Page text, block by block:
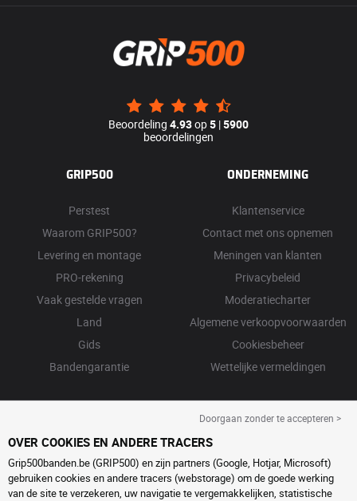
Beoordeling 4.93op5 |5900
beoordelingen
GRIP500
Perstest
Waarom GRIP500?
Levering en montage
PRO-rekening
Vaak gestelde vragen
Land
Gids
Bandengarantie
ONDERNEMING
Klantenservice
Contact met ons opnemen
Meningen van klanten
Privacybeleid
Moderatiecharter
Algemene verkoopvoorwaarden
Cookiesbeheer
Wettelijke vermeldingen
Doorgaan zonder te accepteren >
OVER COOKIES EN ANDERE TRACERS
Grip500banden.be (GRIP500) en zijn partners (Google, Hotjar, Microsoft)
gebruiken cookies en andere tracers (webstorage) om de goede werking
van de site te verzekeren, uw navigatie te vergemakkelijken, statistische